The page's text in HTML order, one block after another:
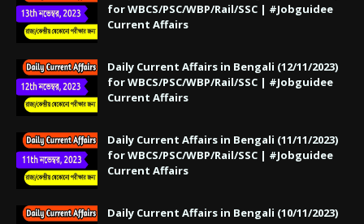
for WBCS/PSC/WBP/Rail/SSC | #Jobguidee
Current Affairs
Daily Current Affairs in Bengali (12/11/2023)
for WBCS/PSC/WBP/Rail/SSC | #Jobguidee
Current Affairs
Daily Current Affairs in Bengali (11/11/2023)
for WBCS/PSC/WBP/Rail/SSC | #Jobguidee
Current Affairs
Daily Current Affairs in Bengali (10/11/2023)